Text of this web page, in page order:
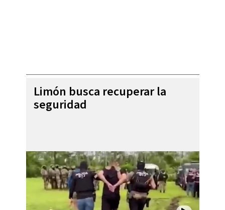
Limón busca recuperar la
seguridad